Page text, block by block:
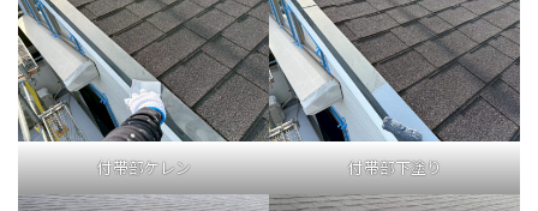
付帯部ケレン 付帯部下塗り